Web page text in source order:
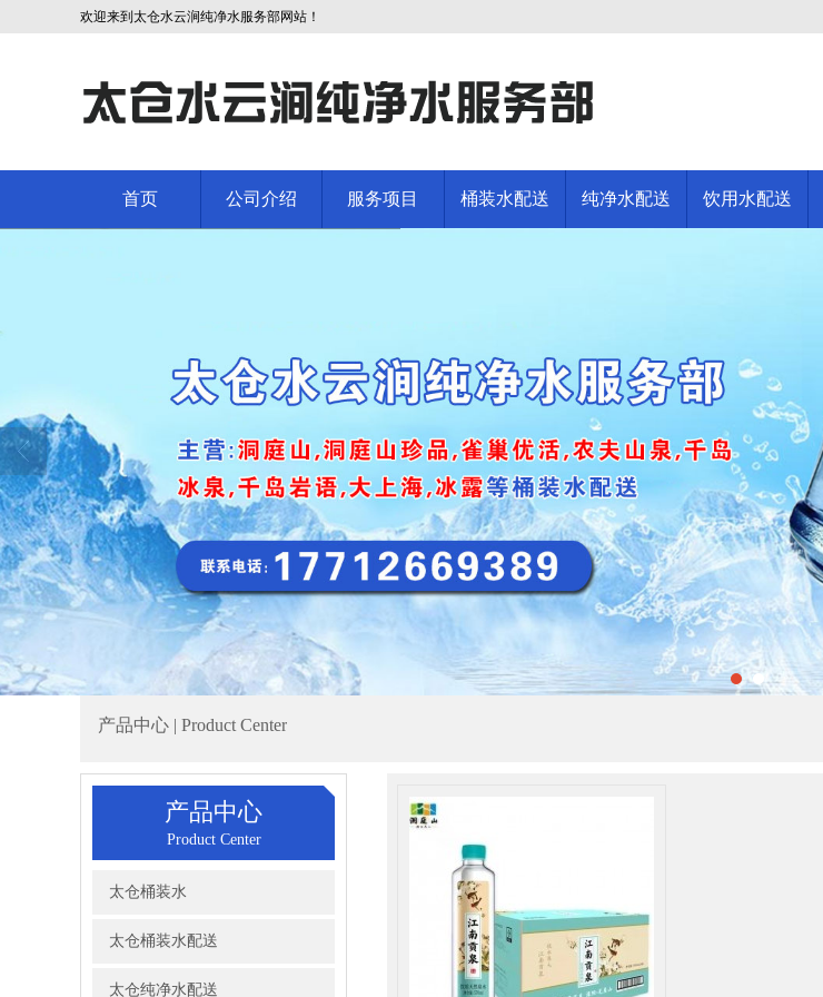
欢迎来到太仓水云涧纯净水服务部网站！
首页 公司介绍 服务项目 桶装水配送 纯净水配送 饮用水配送
产品中心 | Product Center
产品中心
Product Center
太仓桶装水
太仓桶装水配送
太仓纯净水配送